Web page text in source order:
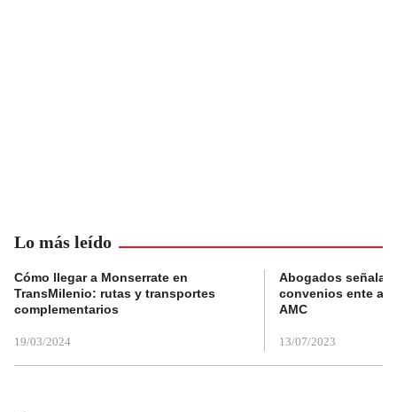
Lo más leído
Cómo llegar a Monserrate en
TransMilenio: rutas y transportes
complementarios
19/03/2024
Abogados
convenios ente
AMC
13/07/2023